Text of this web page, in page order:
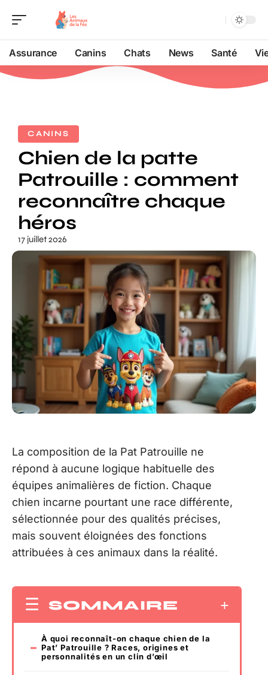
Assurance Canins Chats News Santé
CANINS
Chien de la patte
Patrouille : comment
reconnaître chaque
héros
17 juillet 2026
La composition de la Pat Patrouille ne
répond à aucune logique habituelle des
équipes animalières de fiction. Chaque
chien incarne pourtant une race différente,
sélectionnée pour des qualités précises,
mais souvent éloignées des fonctions
attribuées à ces animaux dans la réalité.
SOMMAIRE
À quoi reconnaît-on chaque chien de la
Pat’ Patrouille ? Races, origines et
personnalités en un clin d’œil